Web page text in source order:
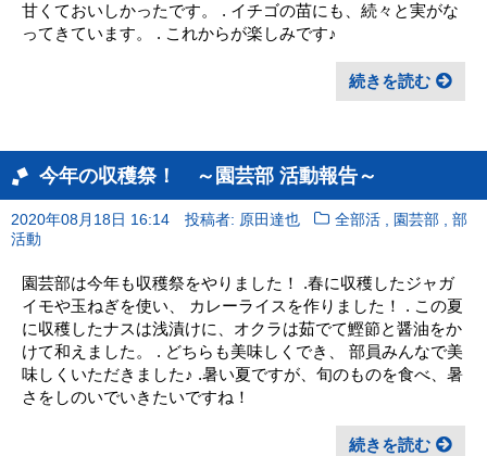
甘くておいしかったです。 . イチゴの苗にも、続々と実がな
ってきています。 . これからが楽しみです♪
続きを読む
今年の収穫祭！ ～園芸部 活動報告～
2020年08月18日 16:14 投稿者: 原田達也 全部活 , 園芸部 ,部
活動
園芸部は今年も収穫祭をやりました！ .春に収穫したジャガ
イモや玉ねぎを使い、 カレーライスを作りました！ . この夏
に収穫したナスは浅漬けに、オクラは茹でて鰹節と醤油をか
けて和えました。 . どちらも美味しくでき、 部員みんなで美
味しくいただきました♪ .暑い夏ですが、旬のものを食べ、暑
さをしのいでいきたいですね！
続きを読む